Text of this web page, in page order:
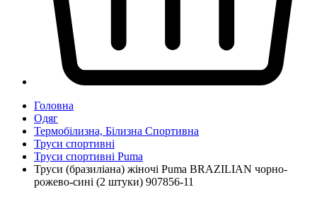
Головна
Одяг
Термобілизна, Білизна Спортивна
Труси спортивні
Труси спортивні Puma
Труси (бразиліана) жіночі Puma BRAZILIAN чорно-
рожево-сині (2 штуки) 907856-11